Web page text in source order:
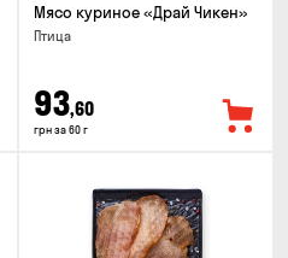
Мясо куриное «Драй Чикен»
Птица
93,60
грн за 60 г